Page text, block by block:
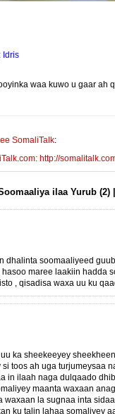
Idris
waa kuwo u gaar ah
SomaliTalk:
http://
ilaa Yurub
dhalinta soomaaliyeed
maree laakiin hadda
, qisadisa waxa uu ku
ka sheekeeyey
toos ah uga turjumeysaa
in ilaah naga dulqaado
maanta waxaan
la sugnaa inta
ku talin lahaa somaliyey